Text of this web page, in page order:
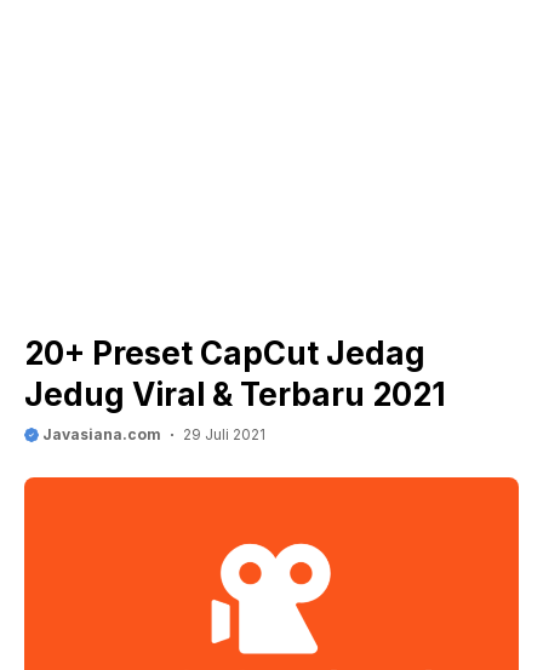
20+ Preset CapCut Jedag
Jedug Viral & Terbaru 2021
Javasiana.com 29 Juli 2021